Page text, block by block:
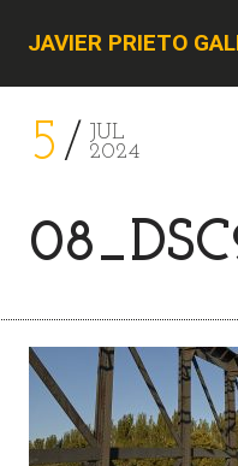
JAVIER PRIETO
5
JUL
2024